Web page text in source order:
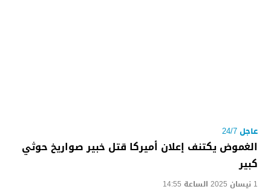
عاجل 24/7
الغموض يكتنف إعلان أميركا قتل خبير صواريخ حوثي
كبير
1 نيسان 2025 الساعة 14:55